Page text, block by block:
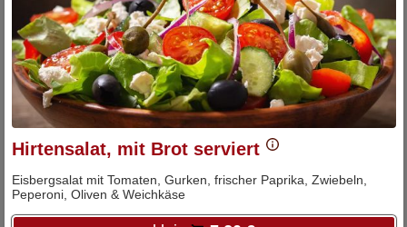
Hirtensalat, mit Brot serviert
Eisbergsalat mit Tomaten, Gurken, frischer Paprika, Zwiebeln,
Peperoni, Oliven & Weichkäse